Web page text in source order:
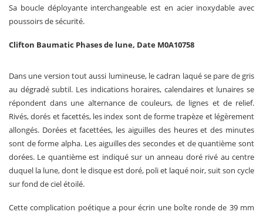
Sa boucle déployante interchangeable est en acier inoxydable avec
poussoirs de sécurité.
Clifton Baumatic Phases de lune, Date M0A10758
Dans une version tout aussi lumineuse, le cadran laqué se pare de gris
au dégradé subtil. Les indications horaires, calendaires et lunaires se
répondent dans une alternance de couleurs, de lignes et de relief.
Rivés, dorés et facettés, les index sont de forme trapèze et légèrement
allongés. Dorées et facettées, les aiguilles des heures et des minutes
sont de forme alpha. Les aiguilles des secondes et de quantième sont
dorées. Le quantième est indiqué sur un anneau doré rivé au centre
duquel la lune, dont le disque est doré, poli et laqué noir, suit son cycle
sur fond de ciel étoilé.
Cette complication poétique a pour écrin une boîte ronde de 39 mm